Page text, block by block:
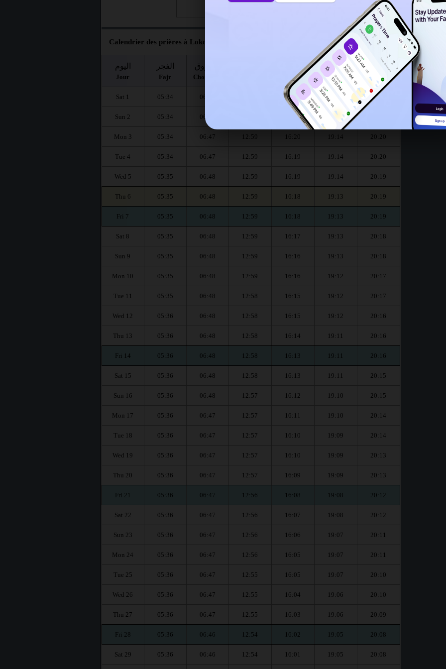
Calendrier des prières à Lokossa pour le mois de August :
اليوم
Jour
الفجر
Fajr
الشروق
Chourouq Asr
المغرب
Maghrib
العشاء
Isha
Sat 1 05:34 06:47 16:20 19:15 20:21
Sun 2 05:34 06:47 16:20 19:14
Mon 3 05:34 06:47 12:59 16:20 19:14 20:20
Tue 4 05:34 06:47 12:59 16:19 19:14 20:20
Wed 5 05:35 06:48 12:59 16:19 19:14 20:19
Thu 6 05:35 06:48 12:59 16:18 19:13 20:19
Fri 7 05:35 06:48 12:59 16:18 19:13 20:19
Sat 8 05:35 06:48 12:59 16:17 19:13 20:18
Sun 9 05:35 06:48 12:59 16:16 19:13 20:18
Mon 10 05:35 06:48 12:59 16:16 19:12 20:17
Tue 11 05:35 06:48 12:58 16:15 19:12 20:17
Wed 12 05:36 06:48 12:58 16:15 19:12 20:16
Thu 13 05:36 06:48 12:58 16:14 19:11 20:16
Fri 14 05:36 06:48 12:58 16:13 19:11 20:16
Sat 15 05:36 06:48 12:58 16:13 19:11 20:15
Sun 16 05:36 06:48 12:57 16:12 19:10 20:15
Mon 17 05:36 06:47 12:57 16:11 19:10 20:14
Tue 18 05:36 06:47 12:57 16:10 19:09 20:14
Wed 19 05:36 06:47 12:57 16:10 19:09 20:13
Thu 20 05:36 06:47 12:57 16:09 19:09 20:13
Fri 21 05:36 06:47 12:56 16:08 19:08 20:12
Sat 22 05:36 06:47 12:56 16:07 19:08 20:12
Sun 23 05:36 06:47 12:56 16:06 19:07 20:11
Mon 24 05:36 06:47 12:56 16:05 19:07 20:11
Tue 25 05:36 06:47 12:55 16:05 19:07 20:10
Wed 26 05:36 06:47 12:55 16:04 19:06 20:10
Thu 27 05:36 06:47 12:55 16:03 19:06 20:09
Fri 28 05:36 06:46 12:54 16:02 19:05 20:08
Sat 29 05:36 06:46 12:54 16:01 19:05 20:08